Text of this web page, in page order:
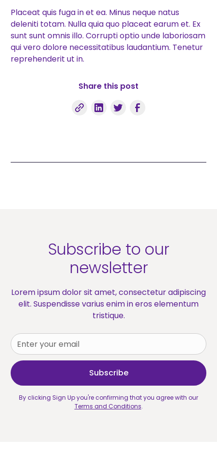
Placeat quis fuga in et ea. Minus neque natus
deleniti totam. Nulla quia quo placeat earum et. Ex
sunt sunt omnis illo. Corrupti optio unde laboriosam
qui vero dolore necessitatibus laudantium. Tenetur
reprehenderit ut in.
Share this post
Subscribe to our
newsletter
Lorem ipsum dolor sit amet, consectetur adipiscing
elit. Suspendisse varius enim in eros elementum
tristique.
By clicking Sign Up you're confirming that you agree with our
Terms and Conditions.